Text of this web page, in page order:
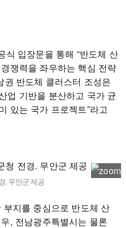
식 입장문을 통해 “반도체 산
쟁력을 좌우하는 핵심 전략
권 반도체 클러스터 조성은
업 기반을 분산하고 국가 균
있는 국가 프로젝트”라고
. 무안군 제공
지를 중심으로 반도체 산
, 전남광주특별시는 물론